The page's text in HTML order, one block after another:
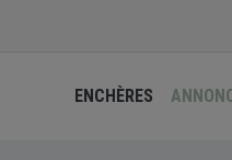
ENCHÈRES